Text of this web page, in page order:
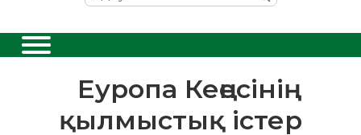
Еуропа Кеңесінің
қылмыстық істер